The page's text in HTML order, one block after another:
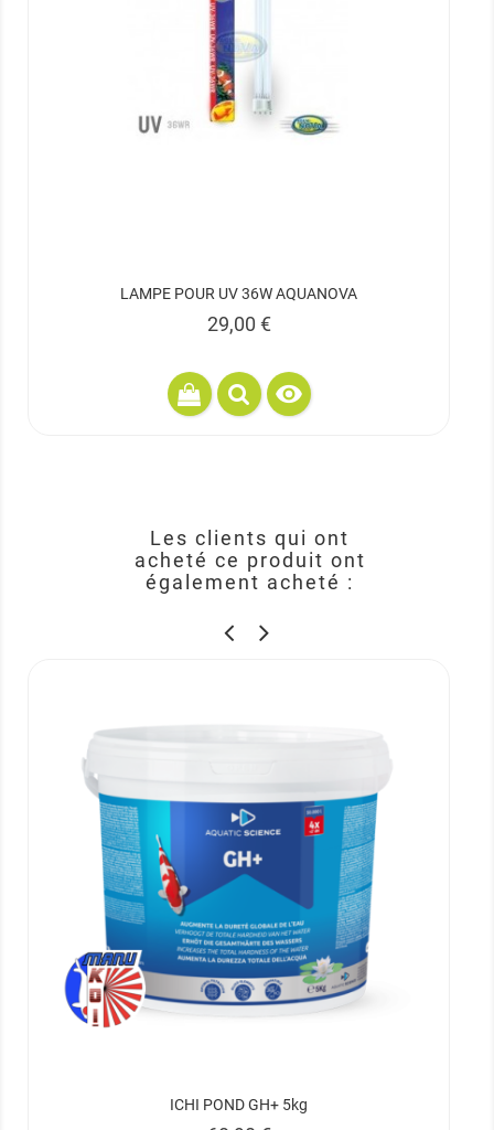
LAMPE POUR UV 36W AQUANOVA
Prix
29,00 €

Les clients qui ont
acheté ce produit ont
également acheté :
ICHI POND GH+ 5kg